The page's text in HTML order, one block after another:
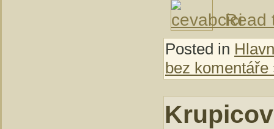
Read
Posted in
bez komentáře